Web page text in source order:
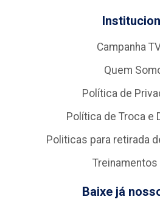
Campanha
Quem
Política de
Política de Troca e
Politicas para retirada
Treinamentos
Baixe já